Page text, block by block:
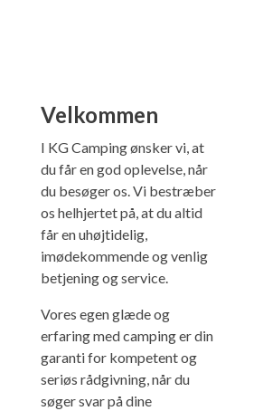
Velkommen
I KG Camping ønsker vi, at
du får en god oplevelse, når
du besøger os. Vi bestræber
os helhjertet på, at du altid
får en uhøjtidelig,
imødekommende og venlig
betjening og service.
Vores egen glæde og
erfaring med camping er din
garanti for kompetent og
seriøs rådgivning, når du
søger svar på dine